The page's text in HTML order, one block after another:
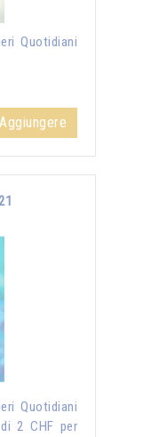
Quotidiani
Aggiungere
Quotidiani
2 CHF per